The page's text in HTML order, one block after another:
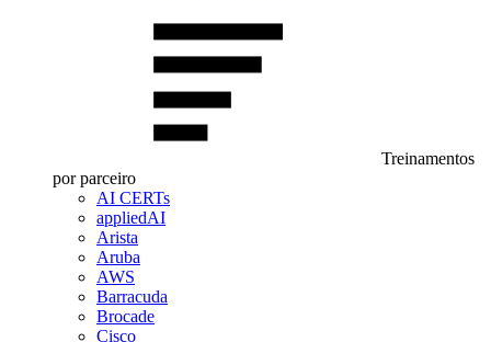
Treinamentos
por parceiro
AI CERTs
appliedAI
Arista
Aruba
AWS
Barracuda
Brocade
Cisco